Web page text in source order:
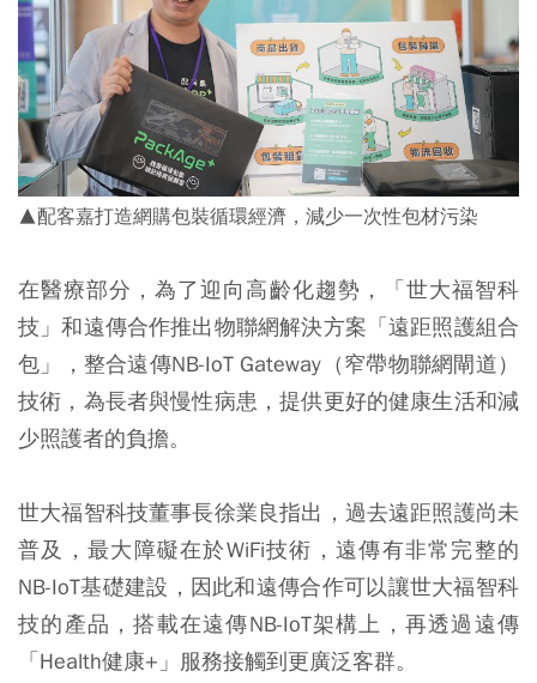
▲配客嘉打造網購包裝循環經濟，減少一次性包材污染
在醫療部分，為了迎向高齡化趨勢，「世大福智科
技」和遠傳合作推出物聯網解決方案「遠距照護組合
包」，整合遠傳NB-IoT Gateway（窄帶物聯網閘道）
技術，為長者與慢性病患，提供更好的健康生活和減
少照護者的負擔。
世大福智科技董事長徐業良指出，過去遠距照護尚未
普及，最大障礙在於WiFi技術，遠傳有非常完整的
NB-IoT基礎建設，因此和遠傳合作可以讓世大福智科
技的產品，搭載在遠傳NB-IoT架構上，再透過遠傳
「Health健康+」服務接觸到更廣泛客群。